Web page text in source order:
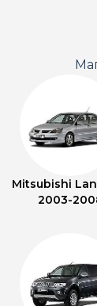
Mitsubishi
2003-